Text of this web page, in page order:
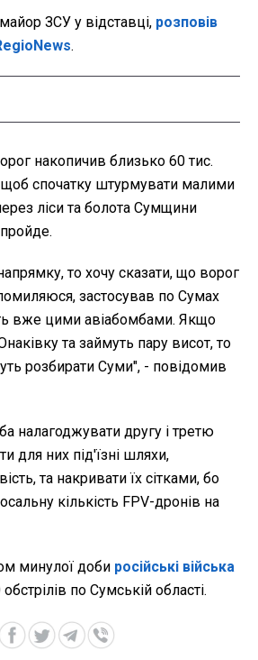
ЗСУ у відставці, розповів
.
накопичив близько 60 тис.
спочатку штурмувати малими
ліси та болота Сумщини
то хочу сказати, що ворог
застосував по Сумах
вже цими авіабомбами. Якщо
та займуть пару висот, то
розбирати Суми", - повідомив
налагоджувати другу і третю
для них під'їзні шляхи,
та накривати їх сітками, бо
кількість FPV-дронів на
минулої доби російські війська
по Сумській області.